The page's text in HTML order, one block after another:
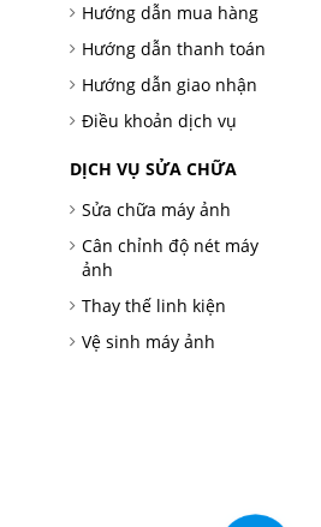
Hướng dẫn mua hàng
Hướng dẫn thanh toán
Hướng dẫn giao nhận
Điều khoản dịch vụ
DỊCH VỤ SỬA CHỮA
Sửa chữa máy ảnh
Cân chỉnh độ nét máy
ảnh
Thay thế linh kiện
Vệ sinh máy ảnh